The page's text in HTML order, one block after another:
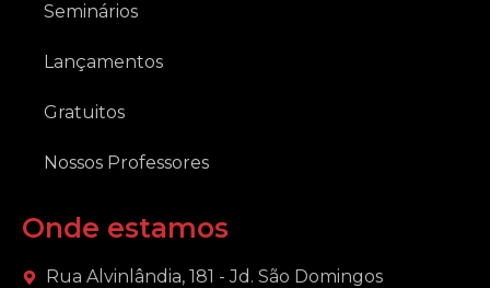
Seminários
Lançamentos
Gratuitos
Nossos Professores
Onde estamos
Rua Alvinlândia, 181 - Jd. São Domingos